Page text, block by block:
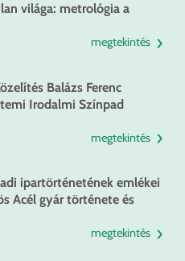
világa: metrológia a
megtekintés
Balázs Ferenc
Irodalmi Színpad
megtekintés
ipartörténetének emlékei
Acél gyár története és
megtekintés